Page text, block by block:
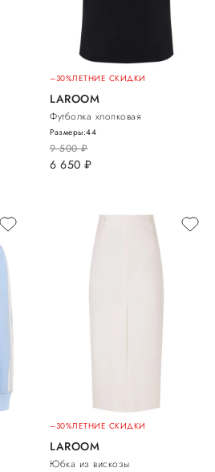
–30%ЛЕТНИЕ СКИДКИ
LAROOM
Футболка хлопковая
9 500руб.
6 650 руб.
Размеры:44
–30%ЛЕТНИЕ СКИДКИ
LAROOM
Юбка из вискозы